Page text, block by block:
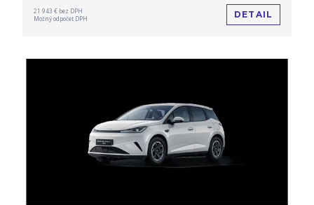
21 943 € bez DPH
Možný odpočet DPH
DETAIL